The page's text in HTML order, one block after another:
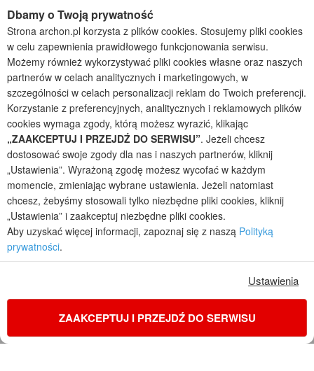
Projekty domów nowoczesnych
Projekty domów parterowych
2026 © ARCHON+ Biuro Projektów - Tradycyjne i nowoczesne gotowe
projekty domów - autorska pracownia architektoniczna założona w 1990r.
przez arch. Barbarę Mendel
Z uwagi na ciągłe doskonalenie procesu powstawania projektów (zgodnie z
normą ISO 9001), prezentowane na stronie projekty domów mogą
nieznacznie różnić się od dokumentacji technicznej.
Informujemy, iż w celu optymalizacji treści dostępnych w naszym sklepie,
dostosowania ich do Państwa indywidualnych potrzeb korzystamy z
informacji zapisanych za pomocą plików cookies na urządzeniach
końcowych użytkowników. Pliki cookies użytkownik może kontrolować za
pomocą ustawień swojej przeglądarki internetowej. Dalsze korzystanie z
naszego serwisu internetowego, bez zmiany ustawień przeglądarki
internetowej oznacza, iż użytkownik akceptuje stosowanie plików cookies.
Więcej informacji zawartych jest w polityce prywatności.
Polityka prywatności
Dbamy o Twoją prywatność
Strona archon.pl korzysta z plików cookies. Stosujemy pliki cookies
w celu zapewnienia prawidłowego funkcjonowania serwisu.
Możemy również wykorzystywać pliki cookies własne oraz naszych
partnerów w celach analitycznych i marketingowych, w
szczególności w celach personalizacji reklam do Twoich preferencji.
Korzystanie z preferencyjnych, analitycznych i reklamowych plików
cookies wymaga zgody, którą możesz wyrazić, klikając
„ZAAKCEPTUJ I PRZEJDŹ DO SERWISU”. Jeżeli chcesz
dostosować swoje zgody dla nas i naszych partnerów, kliknij
„Ustawienia”. Wyrażoną zgodę możesz wycofać w każdym
momencie, zmieniając wybrane ustawienia. Jeżeli natomiast
chcesz, żebyśmy stosowali tylko niezbędne pliki cookies, kliknij
„Ustawienia” i zaakceptuj niezbędne pliki cookies.
Aby uzyskać więcej informacji, zapoznaj się z naszą Polityką
prywatności.
Ustawienia
ZAAKCEPTUJ I PRZEJDŹ DO SERWISU